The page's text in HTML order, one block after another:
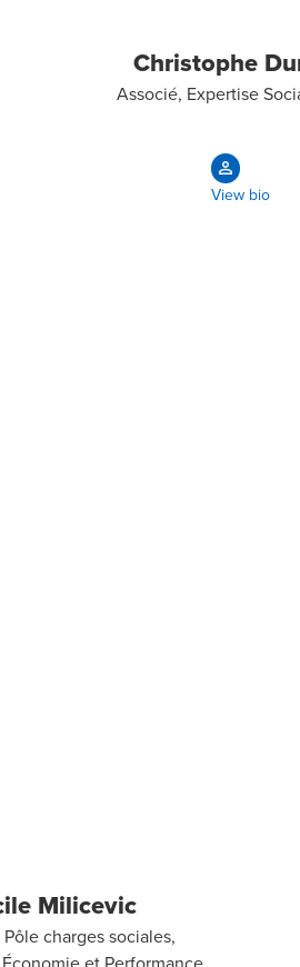
Christophe
Associé, Expertise
View bio
Milicevic
charges sociales,